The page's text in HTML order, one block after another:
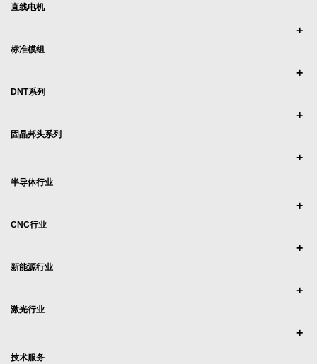
直线电机
标准模组
DNT系列
固晶邦头系列
半导体行业
CNC行业
新能源行业
激光行业
技术服务